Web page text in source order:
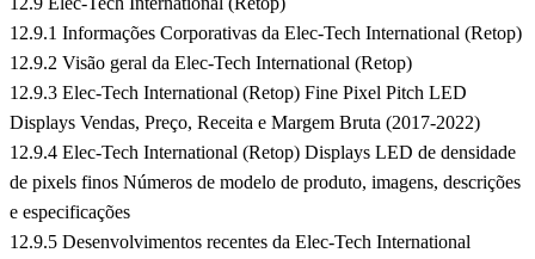
12.9.1 Informações Corporativas da Elec-Tech International (Retop)
12.9.2 Visão geral da Elec-Tech International (Retop)
12.9.3 Elec-Tech International (Retop) Fine Pixel Pitch LED
Displays Vendas, Preço, Receita e Margem Bruta (2017-2022)
12.9.4 Elec-Tech International (Retop) Displays LED de densidade
de pixels finos Números de modelo de produto, imagens, descrições
e especificações
12.9.5 Desenvolvimentos recentes da Elec-Tech International